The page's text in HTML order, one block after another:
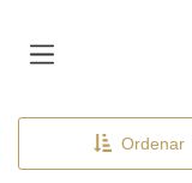
Ordenar